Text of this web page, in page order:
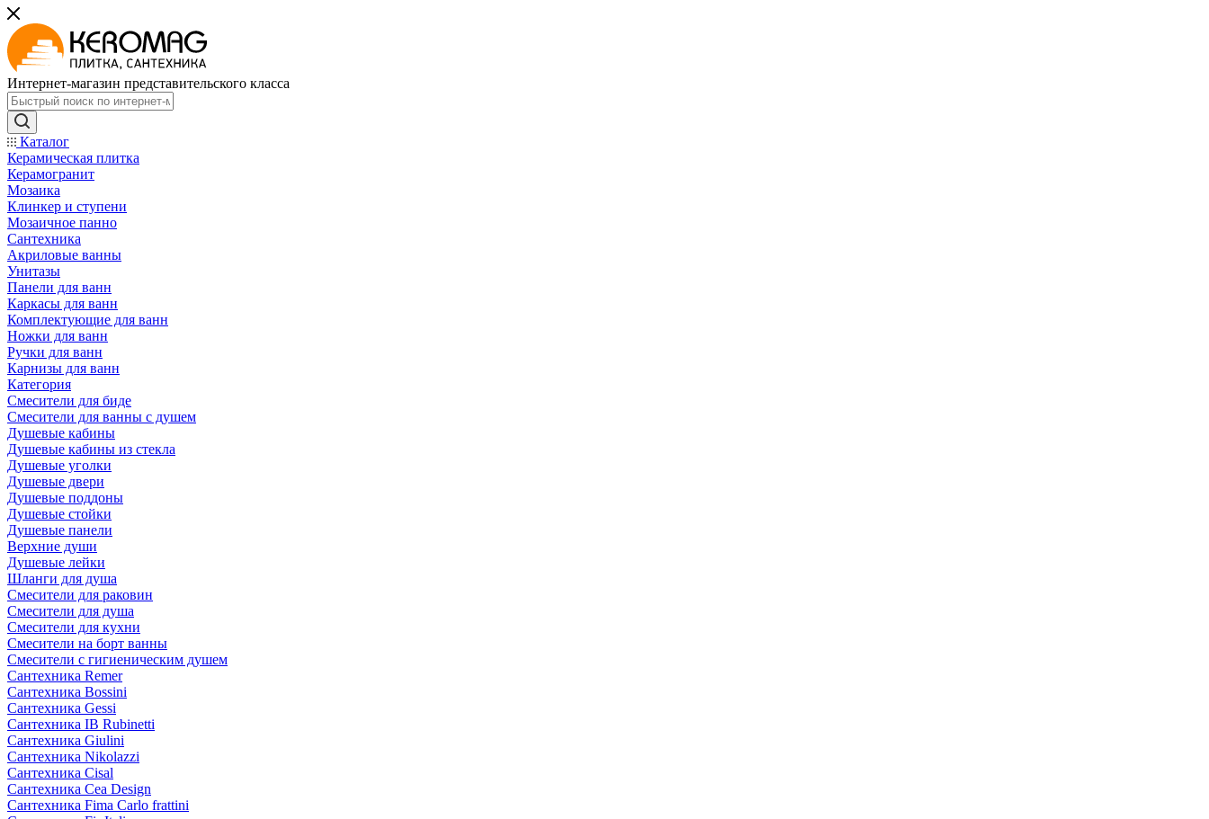
Интернет-магазин представительского класса
Каталог
Керамическая плитка
Керамогранит
Мозаика
Клинкер и ступени
Мозаичное панно
Сантехника
Акриловые ванны
Унитазы
Панели для ванн
Каркасы для ванн
Комплектующие для ванн
Ножки для ванн
Ручки для ванн
Карнизы для ванн
Категория
Смесители для биде
Смесители для ванны с душем
Душевые кабины
Душевые кабины из стекла
Душевые уголки
Душевые двери
Душевые поддоны
Душевые стойки
Душевые панели
Верхние души
Душевые лейки
Шланги для душа
Смесители для раковин
Смесители для душа
Смесители для кухни
Смесители на борт ванны
Смесители с гигиеническим душем
Сантехника Remer
Сантехника Bossini
Сантехника Gessi
Сантехника IB Rubinetti
Сантехника Giulini
Сантехника Nikolazzi
Сантехника Cisal
Сантехника Cea Design
Сантехника Fima Carlo frattini